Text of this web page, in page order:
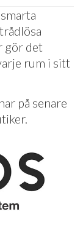
gör det
rum i sitt
på senare